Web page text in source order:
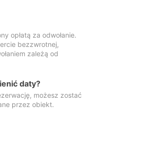
opłatą za odwołanie.
bezzwrotnej,
zależą od
daty?
możesz zostać
przez obiekt.